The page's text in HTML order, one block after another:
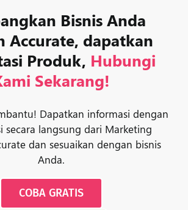
Bisnis Anda
Accurate, dapatkan
Produk, Hubungi
Sekarang!
Dapatkan informasi dengan
secara langsung dari Marketing
dan sesuaikan dengan bisnis
Anda.
COBA GRATIS